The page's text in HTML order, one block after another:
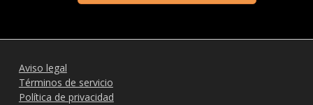
Aviso legal
Términos de servicio
Política de privacidad